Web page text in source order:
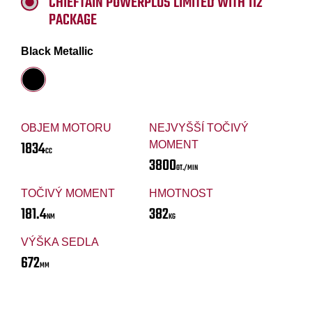
OBJEM MOTORU
1834CC
NEJVYŠŠÍ TOČIVÝ
MOMENT
3800OT./MIN
TOČIVÝ MOMENT
181.4NM
HMOTNOST
382KG
VÝŠKA SEDLA
672MM
PACKAGE
Black Metallic